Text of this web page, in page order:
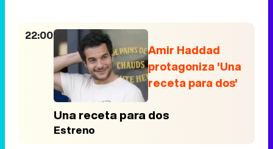
22:00
Amir Haddad
protagoniza 'Una
receta para dos'
Una receta para dos
Estreno